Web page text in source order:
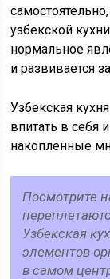
узбекской
нормальное
и развивается
Узбекская
впитать в себя
накопленные
Посмотрите
Узбекская
элементов
в самом